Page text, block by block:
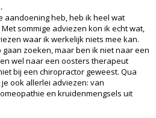
aandoening heb, heb ik heel wat
sommige adviezen kon ik echt wat,
waar ik werkelijk niets mee kan.
zoeken, maar ben ik niet naar een
wel naar een oosters therapeut
bij een chiropractor geweest. Qua
ook allerlei adviezen: van
en kruidenmengsels uit